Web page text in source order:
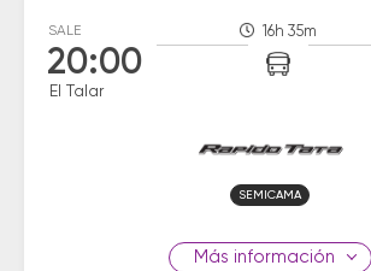
SALE
20:00
El Talar
16h 35m
SEMICAMA
información